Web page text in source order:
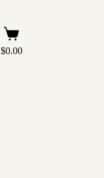
Carro
de
compra
$0.00